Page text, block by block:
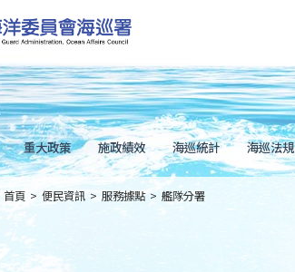
重大政策 施政績效 海巡統計 海巡法規
首頁 > 便民資訊 > 服務據點 > 艦隊分署